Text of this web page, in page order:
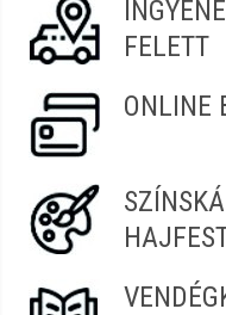
Zsuzsanna
Kiadós,különleges finom
Viktória
Klaudia 2021.12.03. 06:19
FELETT
ONLINE